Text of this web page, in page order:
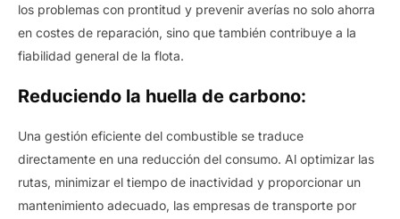
los problemas con prontitud y prevenir averías no solo ahorra
en costes de reparación, sino que también contribuye a la
fiabilidad general de la flota.
Reduciendo la huella de carbono:
Una gestión eficiente del combustible se traduce
directamente en una reducción del consumo. Al optimizar las
rutas, minimizar el tiempo de inactividad y proporcionar un
mantenimiento adecuado, las empresas de transporte por